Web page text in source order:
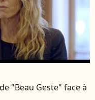
"Beau Geste" face à